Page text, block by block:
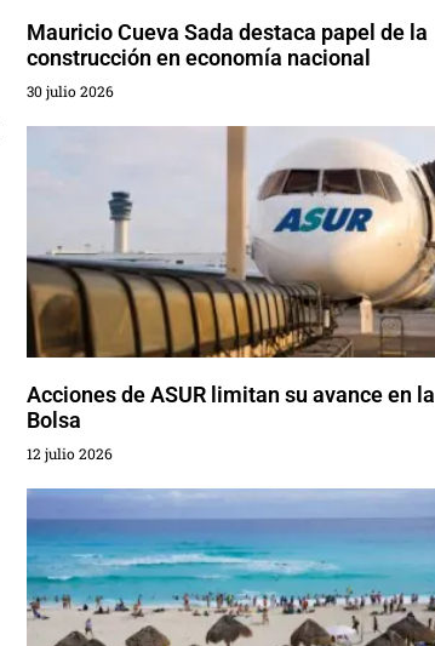
Mauricio Cueva Sada destaca papel de la
construcción en economía nacional
30 julio 2026
Acciones de ASUR limitan su avance en la
Bolsa
12 julio 2026